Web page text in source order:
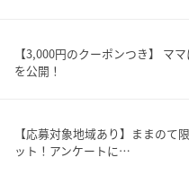
【3,000円のクーポンつき】 マ
を公開！
【応募対象地域あり】ままのて
ット！アンケートに…